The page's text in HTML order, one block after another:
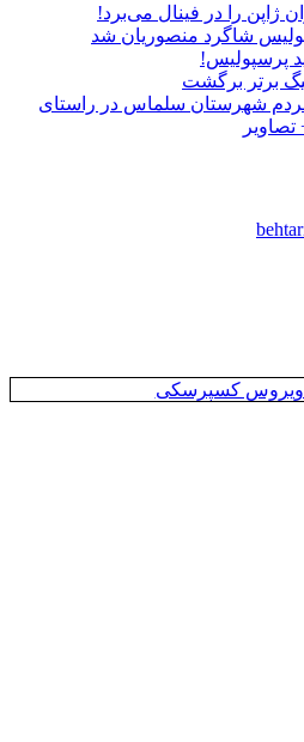
ژاپن را در فینال می‌برد!
شاگرد منصوریان شد
پرسپولیس!
برتر برگشت
مردم شهرستان سلماس در راستای
ویروس کسپرسکی